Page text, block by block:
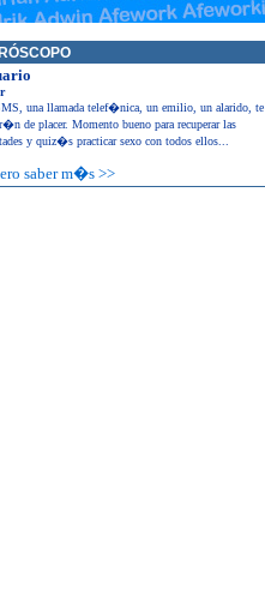
una llamada telef�nica, un emilio, un alarido, te
de placer. Momento bueno para recuperar las
y quiz�s practicar sexo con todos ellos...
saber m�s >>